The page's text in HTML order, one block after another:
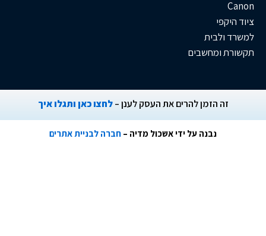
ומחשבים
הזמן להרים את העסק לענן –לחצו כאן ותגלו איך
נבנה על ידי אשכול מדיה –חברה לבניית אתרים